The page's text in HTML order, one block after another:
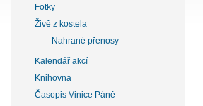
Fotky
Živě z kostela
Nahrané přenosy
Kalendář akcí
Knihovna
Časopis Vinice Páně